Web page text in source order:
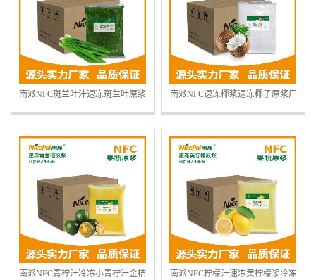
南派NFC斑兰叶汁速冻斑兰叶原浆
冷冻水果浆水果茶奶茶烘焙原料
南派NFC速冻椰浆速冻椰子原浆厂
家冷冻水果浆奶茶饮料果汁原料
南派NFC青柠汁冷冻小青柠汁金桔 南派NFC柠檬汁速冻黄柠檬浆冷冻